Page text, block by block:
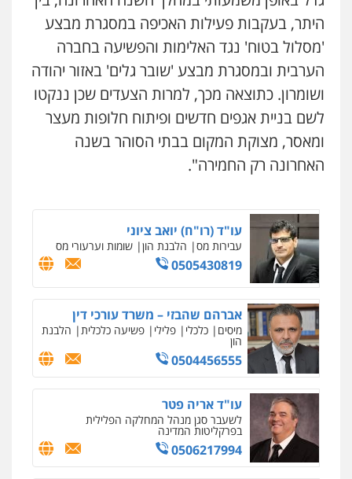
היתר, בעקבות פעילות האכיפה במסגרת מבצע
'מסלול בטוח' נגד האלימות והפשיעה בחברה
הערבית ובמסגרת מבצע 'שובר גלים' באזור יהודה
ושומרון. כתוצאה מכך, למרות הצעדים שכן ננקטו
לשם בניית אגפים חדשים ופיתוח חלופות מעצר
ומאסר, מצוקת המקום בבתי הסוהר בשנה
האחרונה רק החמירה".
עו"ד (רו"ח) יואב ציוני
עבירות מס הלבנת הון שומות וערעורי מס
0505430819
אברהם שהבזי – משרד עורכי דין
מיסים כלכלי פלילי פשיעה כלכלית הלבנת
הון
0504456555
עו"ד אריה פטר
לשעבר סגן מנהל המחלקה הפלילית
בפרקליטות המדינה
0506217994
ניר קידר – צלם
צילום עורכי דין שירותים מקצועיים לעורכי
דין
0504578527
רונן הלל – מוניטין
מחיקת כתבות מגוגל ודחיקת אזכורים
שליליים
שירותים מקצועיים לעורכי דין
0522508109
אחסון אתרים
מהירות הגנה גיבוי תמיכה שירותים
מקצועיים לעורכי דין